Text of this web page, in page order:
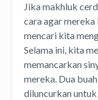
Jika makhluk
cara agar
mencari kita
Selama ini, kita
memancarkan
mereka. Dua
diluncurkan